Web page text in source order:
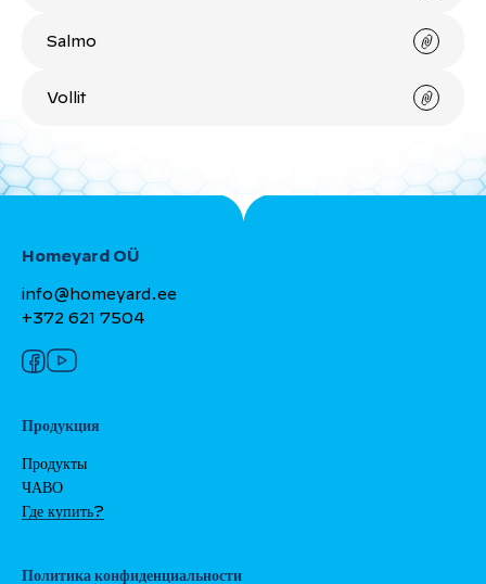
Salmo
Vollit
Homeyard OÜ
info@homeyard.ee
+372 621 7504
Продукция
Продукты
ЧАВО
Где купить?
Политика конфиденциальности